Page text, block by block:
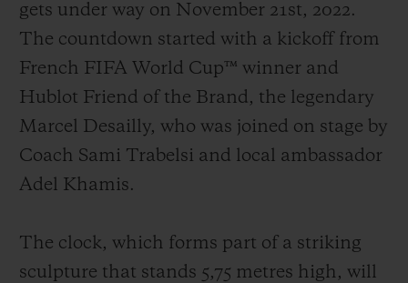
gets under way on November 21st, 2022.
The countdown started with a kickoff from
French FIFA World Cup™ winner and
Hublot Friend of the Brand, the legendary
Marcel Desailly, who was joined on stage by
Coach Sami Trabelsi and local ambassador
Adel Khamis.
The clock, which forms part of a striking
sculpture that stands 5,75 metres high, will